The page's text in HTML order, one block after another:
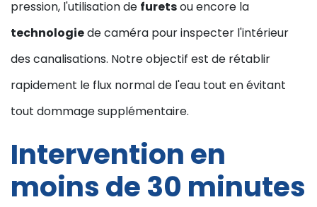
pression, l'utilisation de furetsou encore la
technologiede caméra pour inspecter l'intérieur
des canalisations. Notre objectif est de rétablir
rapidement le flux normal de l'eau tout en évitant
tout dommage supplémentaire.
Intervention en
moins de 30 minutes